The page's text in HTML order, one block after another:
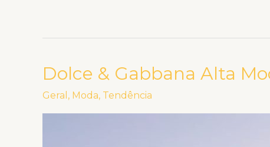
Dolce & Gabbana Alta
Geral , Moda, Tendência
Dolce
Gabbana